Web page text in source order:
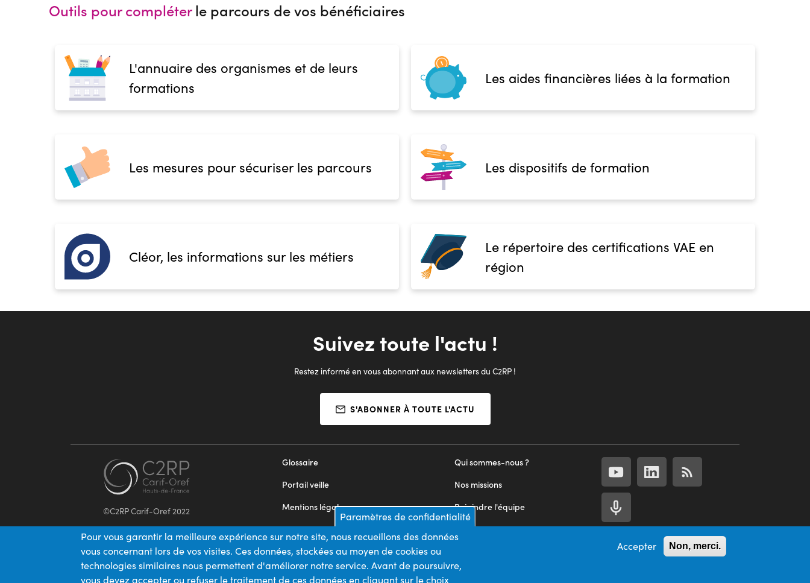
Outils pour compléterle parcours de vos bénéficiaires
L'annuaire des organismes et de leurs
formations
Les aides financières liées à la formation
Les mesures pour sécuriser les parcours Les dispositifs de formation
Cléor, les informations sur les métiers
Le répertoire des certifications VAE en
région
Suivez toute l'actu !
Restez informé en vous abonnant aux newsletters du C2RP !
S'ABONNER À TOUTE L'ACTU
©C2RP Carif-Oref 2022
Qui sommes-nous ?
Nos missions
Rejoindre l'équipe
Nous contacter
Glossaire
Portail veille
Mentions légales
Appels d'offres
Plan du site
Paramètres de confidentialité
Pour vous garantir la meilleure expérience sur notre site, nous recueillons des données
vous concernant lors de vos visites. Ces données, stockées au moyen de cookies ou
technologies similaires nous permettent d'améliorer notre service. Avant de poursuivre,
vous devez accepter ou refuser le traitement de ces données en cliquant sur le choix
Accepter Non, merci.